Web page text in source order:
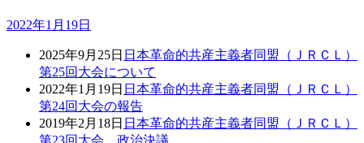
2022年1月19日
2025年9月25日 日本革命的共産主義者同盟（ＪＲＣＬ）
第25回大会について
2022年1月19日 日本革命的共産主義者同盟（ＪＲＣＬ）
第24回大会の報告
2019年2月18日 日本革命的共産主義者同盟（ＪＲＣＬ）
第23回大会 政治決議